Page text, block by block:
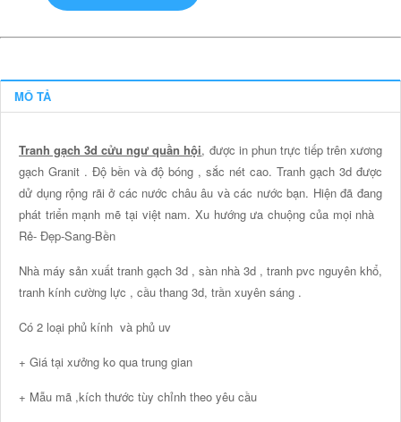
MÔ TẢ
Tranh gạch 3d cửu ngư quần hội, được in phun trực tiếp trên xương
gạch Granit . Độ bền và độ bóng , sắc nét cao. Tranh gạch 3d được
dử dụng rộng rãi ở các nước châu âu và các nước bạn. Hiện đã đang
phát triển mạnh mẽ tại việt nam. Xu hướng ưa chuộng của mọi nhà
Rẻ- Đẹp-Sang-Bền
Nhà máy sản xuất tranh gạch 3d , sàn nhà 3d , tranh pvc nguyên khổ,
tranh kính cường lực , cầu thang 3d, trần xuyên sáng .
Có 2 loại phủ kính và phủ uv
+ Giá tại xưởng ko qua trung gian
+ Mẫu mã ,kích thước tùy chỉnh theo yêu cầu